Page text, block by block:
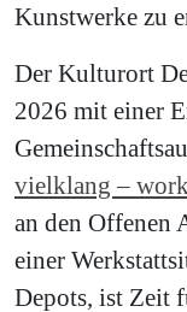
Kunstwerke zu
Der Kulturort
2026 mit einer
vielklang –
an den Offenen
einer
Depots, ist Zeit